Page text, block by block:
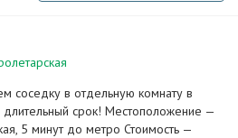
соседку в отдельную комнату в
длительный срок! Местоположение —
5 минут до метро Стоимость —